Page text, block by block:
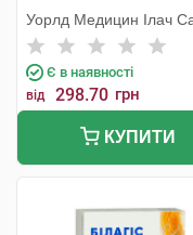
Уорлд Медицин Ілач
Тідж
Є в наявності
від 298.70 грн
КУПИТИ